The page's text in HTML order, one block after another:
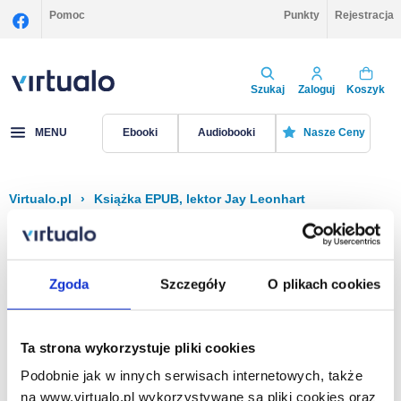
Zgoda Szczegóły O plikach cookies
Ta strona wykorzystuje pliki cookies
Podobnie jak w innych serwisach internetowych, także
na www.virtualo.pl wykorzystywane są pliki cookies oraz
Pomoc Punkty Rejestracja
Szukaj Zaloguj Koszyk
MENU Ebooki Audiobooki Nasze Ceny
Virtualo.pl › Książka EPUB, lektor Jay Leonhart
Filtruj Sortuj
Na stronie